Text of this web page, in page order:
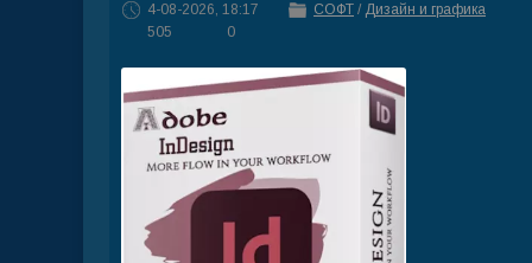
4-08-2026, 18:17 СОФТ / Дизайн и графика
505
0